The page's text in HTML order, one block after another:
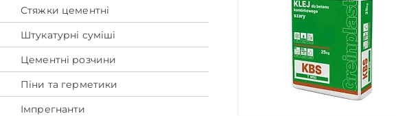
Стяжки цементні
Штукатурні суміші
Цементні розчини
Піни та герметики
Імпрегнанти